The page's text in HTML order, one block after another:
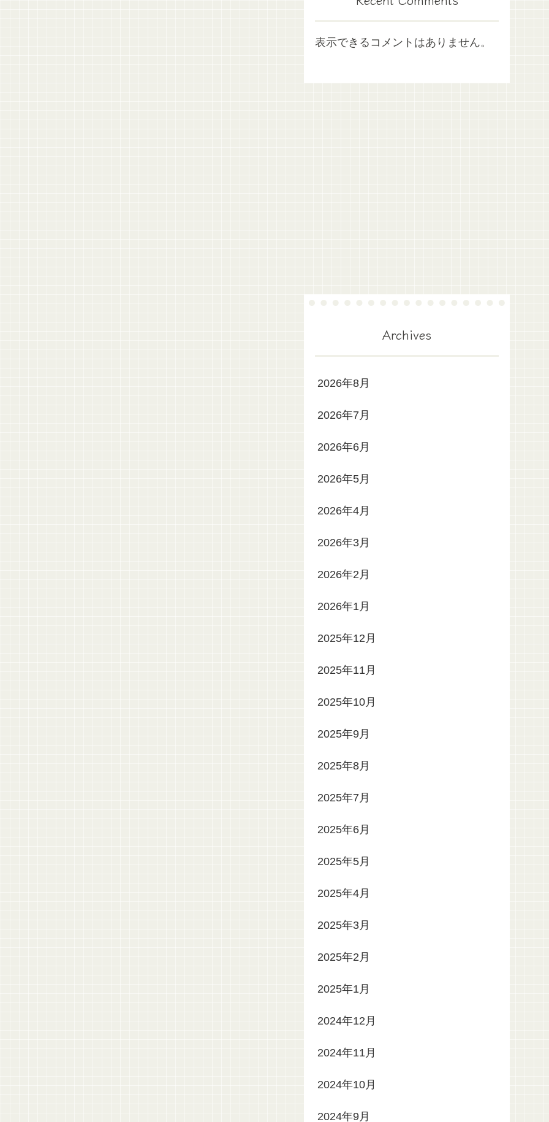
表示できるコメントはありません。
Archives
2026年8月
2026年7月
2026年6月
2026年5月
2026年4月
2026年3月
2026年2月
2026年1月
2025年12月
2025年11月
2025年10月
2025年9月
2025年8月
2025年7月
2025年6月
2025年5月
2025年4月
2025年3月
2025年2月
2025年1月
2024年12月
2024年11月
2024年10月
2024年9月